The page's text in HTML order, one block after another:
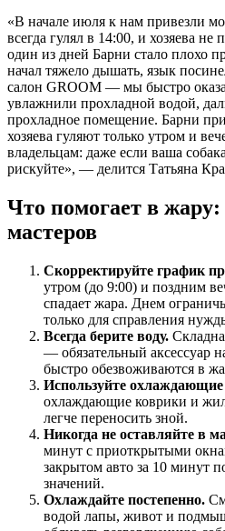
«В начале июля к нам привезли
всегда гулял в 14:00, и хозяева
один из дней Барни стало плохо
начал тяжело дышать, язык
салон GROOM — мы быстро
увлажнили прохладной водой,
прохладное помещение. Барни
хозяева гуляют только утром и
владельцам: даже если ваша
рискуйте», — делится Татьяна
Что помогает в жару:
мастеров
Скорректируйте график
утром (до 9:00) и поздним
спадает жара. Днем
только для справления
Всегда берите воду.
— обязательный аксессуар
быстро обезвоживаются в
Используйте охлаждающие
охлаждающие коврики и
легче переносить зной.
Никогда не оставляйте в
минут с приоткрытыми
закрытом авто за 10 минут
значений.
Охлаждайте постепенно.
водой лапы, живот и